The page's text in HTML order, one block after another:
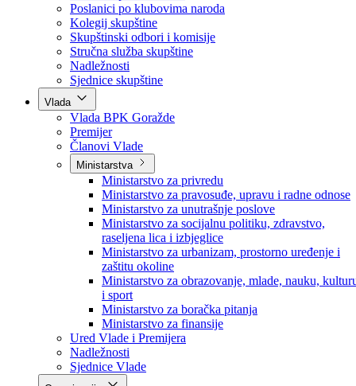
Skupština BPK Goražde
Rukovodstvo
Poslanici po strankama
Poslanici po klubovima naroda
Kolegij skupštine
Skupštinski odbori i komisije
Stručna služba skupštine
Nadležnosti
Sjednice skupštine
Vlada
Vlada BPK Goražde
Premijer
Članovi Vlade
Ministarstva
Ministarstvo za privredu
Ministarstvo za pravosuđe, upravu i radne odnose
Ministarstvo za unutrašnje poslove
Ministarstvo za socijalnu politiku, zdravstvo,
raseljena lica i izbjeglice
Ministarstvo za urbanizam, prostorno uređenje i
zaštitu okoline
Ministarstvo za obrazovanje, mlade, nauku,
i sport
Ministarstvo za boračka pitanja
Ministarstvo za finansije
Ured Vlade i Premijera